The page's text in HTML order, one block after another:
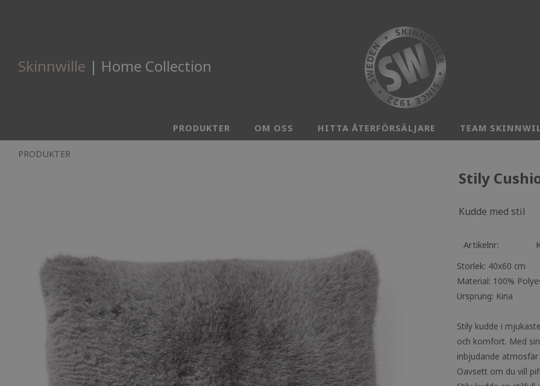
Skinnwille | Home Collection
PRODUKTER OM OSS HITTA ÅTERFÖRSÄLJARE TEAM
PRODUKTER
Stily
Kudde med stil
Artikelnr
Storlek: 40x60 cm
Material: 100%
Ursprung: Kina
Stily kudde i
och komfort. Med
inbjudande
Oavsett om du vill